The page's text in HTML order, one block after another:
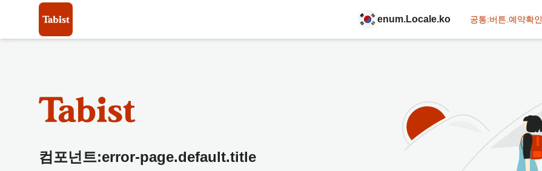
enum.Locale.ko 공통:버튼.예약확인
컴포넌트:error-page.default.title